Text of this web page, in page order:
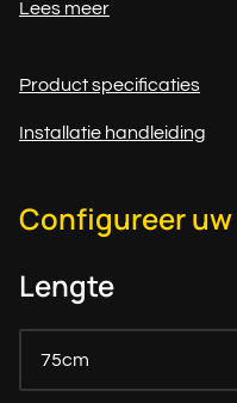
Lees meer
Product specificaties
Installatie handleiding
Configureer
Lengte
75cm